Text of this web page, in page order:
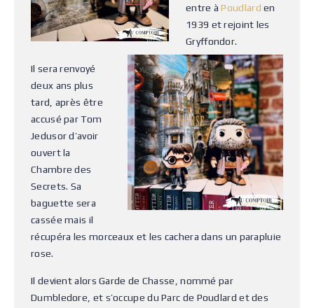
entre àPoudlard en
1939 et rejoint les
Gryffondor.
Il sera renvoyé
deux ans plus
tard, après être
accusé par Tom
Jedusor d’avoir
ouvert la
Chambre des
Secrets. Sa
baguette sera
cassée mais il
récupéra les morceaux et les cachera dans un parapluie
rose.
Il devient alors Garde de Chasse, nommé par
Dumbledore, et s’occupe du Parc de Poudlard et des